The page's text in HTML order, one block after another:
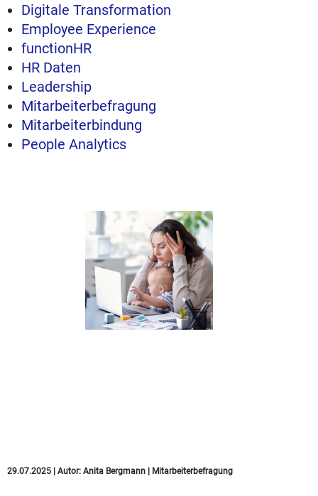
Digitale Transformation
Employee Experience
functionHR
HR Daten
Leadership
Mitarbeiterbefragung
Mitarbeiterbindung
People Analytics
29.07.2025 | Autor: Anita Bergmann | Mitarbeiterbefragung